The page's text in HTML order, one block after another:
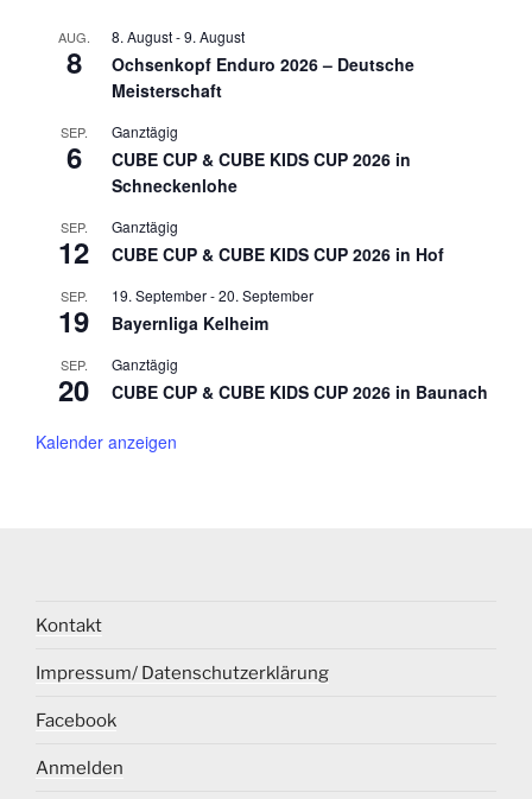
AUG.
8
8. August-9. August
Ochsenkopf Enduro 2026 – Deutsche
Meisterschaft
SEP.
6
Ganztägig
CUBE CUP & CUBE KIDS CUP 2026 in
Schneckenlohe
SEP.
12
Ganztägig
CUBE CUP & CUBE KIDS CUP 2026 in Hof
SEP.
19
19. September-20. September
Bayernliga Kelheim
SEP.
20
Ganztägig
CUBE CUP & CUBE KIDS CUP 2026 in Baunach
Kalender anzeigen
Kontakt
Impressum/ Datenschutzerklärung
Facebook
Anmelden